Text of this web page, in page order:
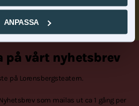
ANPASSA
på vårt nyhetsbrev
på Lorensbergsteatern.
som mailas ut ca 1 gång per